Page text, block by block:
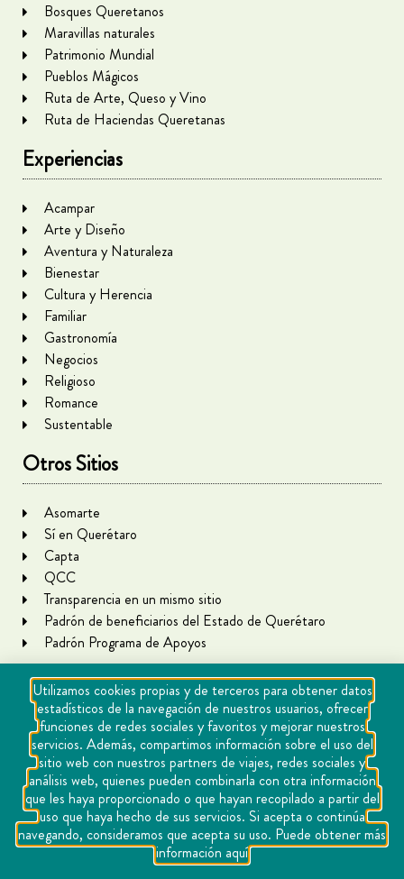
Bosques Queretanos
Maravillas naturales
Patrimonio Mundial
Pueblos Mágicos
Ruta de Arte, Queso y Vino
Ruta de Haciendas Queretanas
Experiencias
Acampar
Arte y Diseño
Aventura y Naturaleza
Bienestar
Cultura y Herencia
Familiar
Gastronomía
Negocios
Religioso
Romance
Sustentable
Otros Sitios
Asomarte
Sí en Querétaro
Capta
QCC
Transparencia en un mismo sitio
Padrón de beneficiarios del Estado de Querétaro
Padrón Programa de Apoyos
Copyright Querétaro Travel 2021 | v 1.1
Cookies
Aviso de privacidad
Utilizamos cookies propias y de terceros para obtener datos
estadísticos de la navegación de nuestros usuarios, ofrecer
funciones de redes sociales y favoritos y mejorar nuestros
servicios. Además, compartimos información sobre el uso del
sitio web con nuestros partners de viajes, redes sociales y
análisis web, quienes pueden combinarla con otra información
que les haya proporcionado o que hayan recopilado a partir del
uso que haya hecho de sus servicios. Si acepta o continúa
navegando, consideramos que acepta su uso. Puede obtener más
información aquí